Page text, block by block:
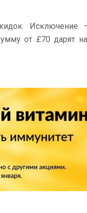
Исключение
от £70 дарят